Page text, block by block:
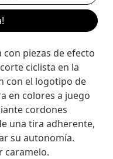
piezas de efecto
ciclista en la
con el logotipo de
en colores a juego
cordones
una tira adherente,
su autonomía.
caramelo.